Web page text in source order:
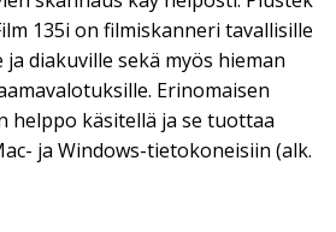
135i on filmiskanneri tavallisille
diakuville sekä myös hieman
Erinomaisen
helppo käsitellä ja se tuottaa
ja Windows-tietokoneisiin (alk.